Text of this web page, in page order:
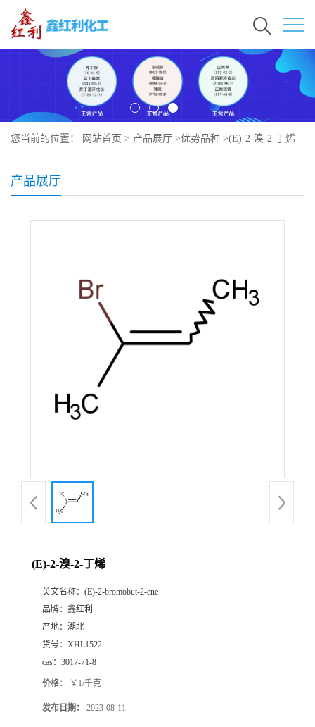
您当前的位置： 网站首页 > 产品展厅 >优势品种 >(E)-2-溴-2-丁烯
产品展厅
(E)-2-溴-2-丁烯
英文名称： (E)-2-bromobut-2-ene
品牌： 鑫红利
产地： 湖北
货号： XHL1522
cas： 3017-71-8
价格： ￥1/千克
发布日期： 2023-08-11